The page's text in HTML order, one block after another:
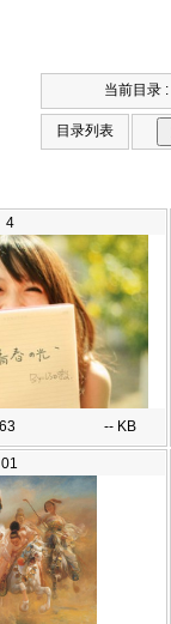
当前目录 :
目录列表
4
-- KB
01